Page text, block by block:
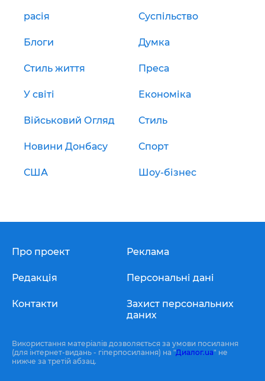
расія Суспільство
Блоги Думка
Стиль життя Преса
У світі Економіка
Військовий Огляд Стиль
Новини Донбасу Спорт
США Шоу-бізнес
Про проект
Редакція
Контакти
Реклама
Персональні дані
Захист персональних
даних
Використання матеріалів дозволяється за умови посилання
(для інтернет-видань - гіперпосилання) на "Диалог.ua" не
нижче за третій абзац.